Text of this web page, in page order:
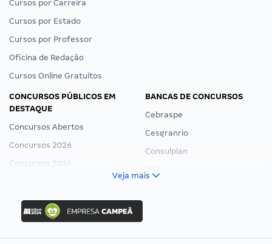
Cursos por Carreira
Cursos por Estado
Cursos por Professor
Oficina de Redação
Cursos Online Gratuitos
CONCURSOS PÚBLICOS EM
DESTAQUE
Concursos Abertos
Concursos 2026
Concursos 2025
Concurso Ibama
Concurso MPU
Editais publicados
BANCAS DE CONCURSOS
Cebraspe
Cesgranrio
Consulplan
Veja mais